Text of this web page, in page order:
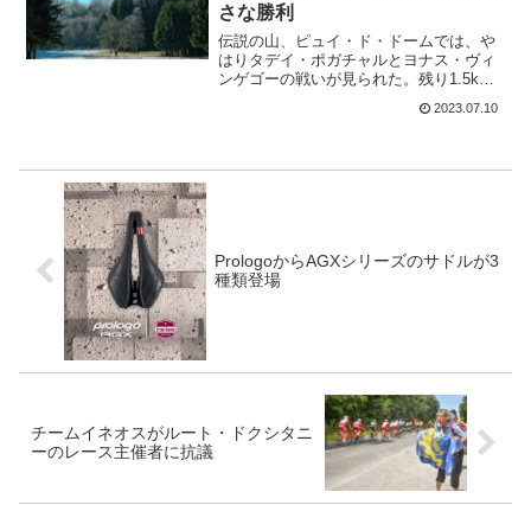
さな勝利
伝説の山、ピュイ・ド・ドームでは、や
はりタデイ・ポガチャルとヨナス・ヴィ
ンゲゴーの戦いが見られた。残り1.5km
から加速したタデイ・ポガチャルは、ヨ
ナス・ヴィンゲゴーに対してリードを広
2023.07.10
PrologoからAGXシリーズのサドルが3
種類登場
チームイネオスがルート・ドクシタニ
ーのレース主催者に抗議